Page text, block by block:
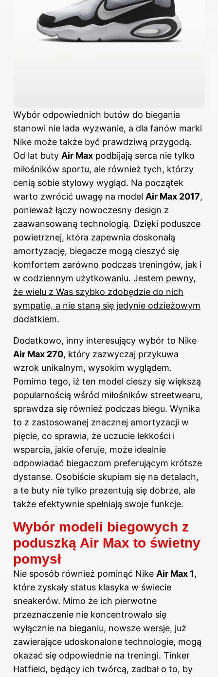
Wybór odpowiednich butów do biegania
stanowi nie lada wyzwanie, a dla fanów marki
Nike może także być prawdziwą przygodą.
Od lat buty Air Max podbijają serca nie tylko
miłośników sportu, ale również tych, którzy
cenią sobie stylowy wygląd. Na początek
warto zwrócić uwagę na model Air Max 2017,
ponieważ łączy nowoczesny design z
zaawansowaną technologią. Dzięki poduszce
powietrznej, która zapewnia doskonałą
amortyzację, biegacze mogą cieszyć się
komfortem zarówno podczas treningów, jak i
w codziennym użytkowaniu. Jestem pewny,
że wielu z Was szybko zdobędzie do nich
sympatię, a nie staną się jedynie odzieżowym
dodatkiem.
Dodatkowo, inny interesujący wybór to Nike
Air Max 270, który zazwyczaj przykuwa
wzrok unikalnym, wysokim wyglądem.
Pomimo tego, iż ten model cieszy się większą
popularnością wśród miłośników streetwearu,
sprawdza się również podczas biegu. Wynika
to z zastosowanej znacznej amortyzacji w
pięcie, co sprawia, że uczucie lekkości i
wsparcia, jakie oferuje, może idealnie
odpowiadać biegaczom preferującym krótsze
dystanse. Osobiście skupiam się na detalach,
a te buty nie tylko prezentują się dobrze, ale
także efektywnie spełniają swoje funkcje.
Wybór modeli biegowych z
poduszką Air Max to świetny
pomysł
Nie sposób również pominąć Nike Air Max 1,
które zyskały status klasyka w świecie
sneakerów. Mimo że ich pierwotne
przeznaczenie nie koncentrowało się
wyłącznie na bieganiu, nowsze wersje, już
zawierające udoskonalone technologie, mogą
okazać się odpowiednie na treningi. Tinker
Hatfield, będący ich twórcą, zadbał o to, by